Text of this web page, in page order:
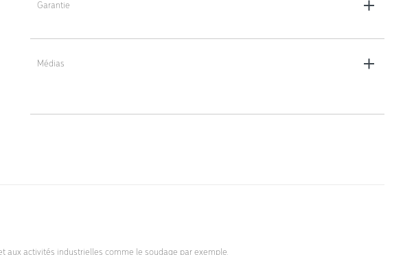
Garantie
5 ans
Médias
Kappa-Spider-DLV-FT.pdf;
activités industrielles comme le soudage par exemple.